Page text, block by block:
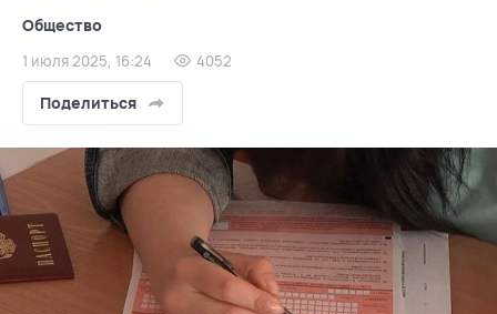
Общество
1 июля 2025, 16:24 4052
Поделиться